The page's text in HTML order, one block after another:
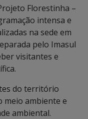
Florestinha –
intensa e
na sede em
pelo Imasul
visitantes e
do território
meio ambiente e
ambiental.